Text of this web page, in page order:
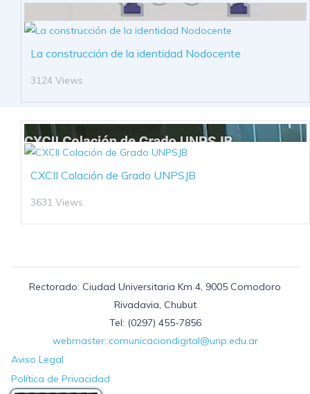
La construcción de la identidad Nodocente
3124 Views
CXCII Colación de Grado UNPSJB
3631 Views
Rectorado: Ciudad Universitaria Km 4, 9005 Comodoro
Rivadavia, Chubut
Tel: (0297) 455-7856
webmaster::comunicaciondigital@unp.edu.ar
Aviso Legal
Política de Privacidad